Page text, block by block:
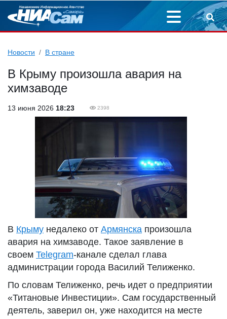
Новости В стране
В Крыму произошла авария на
химзаводе
13 июня 2026 18:23 2398
В Крыму недалеко от Армянска произошла
авария на химзаводе. Такое заявление в
своем Telegram-канале сделал глава
администрации города Василий Телиженко.
По словам Телиженко, речь идет о предприятии
«Титановые Инвестиции». Сам государственный
деятель, заверил он, уже находится на месте